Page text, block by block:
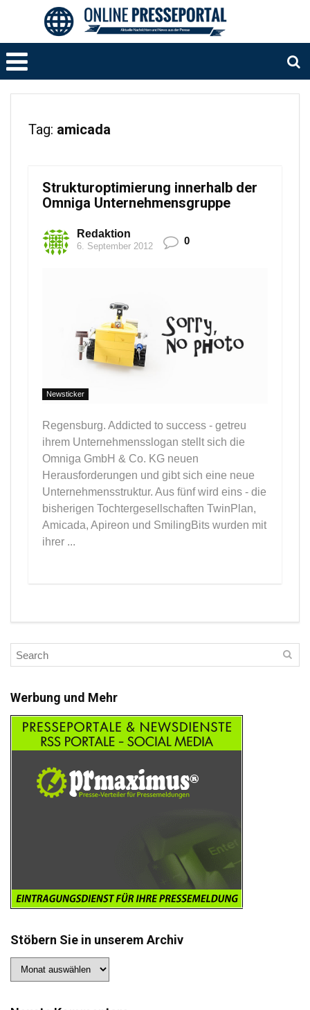
Tag: amicada
Strukturoptimierung innerhalb der
Omniga Unternehmensgruppe
Redaktion
6. September 2012 0
Newsticker
Regensburg. Addicted to success - getreu
ihrem Unternehmensslogan stellt sich die
Omniga GmbH & Co. KG neuen
Herausforderungen und gibt sich eine neue
Unternehmensstruktur. Aus fünf wird eins - die
bisherigen Tochtergesellschaften TwinPlan,
Amicada, Apireon und SmilingBits wurden mit
ihrer ...
Werbung und Mehr
Stöbern Sie in unserem Archiv
Sie